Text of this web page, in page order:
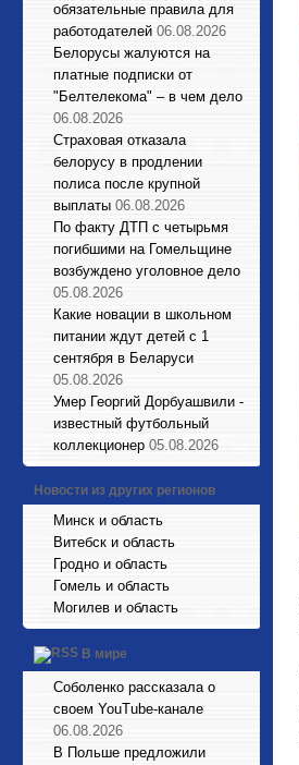
обязательные правила для
работодателей 06.08.2026
Белорусы жалуются на
платные подписки от
"Белтелекома" – в чем дело
06.08.2026
Страховая отказала
белорусу в продлении
полиса после крупной
выплаты 06.08.2026
По факту ДТП с четырьмя
погибшими на Гомельщине
возбуждено уголовное дело
05.08.2026
Какие новации в школьном
питании ждут детей с 1
сентября в Беларуси
05.08.2026
Умер Георгий Дорбуашвили -
известный футбольный
коллекционер 05.08.2026
Новости из других регионов
Минск и область
Витебск и область
Гродно и область
Гомель и область
Могилев и область
В мире
Соболенко рассказала о
своем YouTube-канале
06.08.2026
В Польше предложили